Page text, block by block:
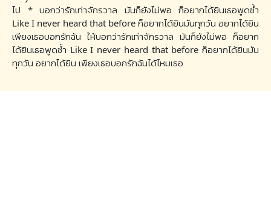
ไป * บอกว่ารักเท่าจักรวาล มันก็ยังไม่พอ ก็อยากได้ยินเธอพูดซ้ำ
Like I never heard that before ก็อยากได้ยินมันทุกวัน อยากได้ยิน
เพียงเธอบอกรักฉัน ให้บอกว่ารักเท่าจักรวาล มันก็ยังไม่พอ ก็อยาก
ได้ยินเธอพูดซ้ำ Like I never heard that before ก็อยากได้ยินมัน
ทุกวัน อยากได้ยิน เพียงเธอบอกรักฉันได้ไหมเธอ